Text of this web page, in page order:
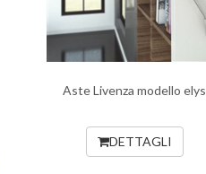
Aste Livenza modello elys
DETTAGLI